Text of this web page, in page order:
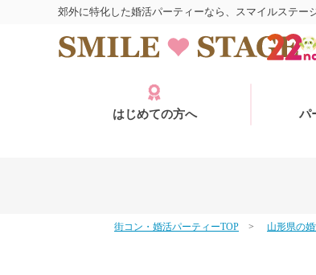
郊外に特化した婚活パーティーなら、スマイルステー
はじめての方へ パ
街コン・婚活パーティーTOP 山形県の